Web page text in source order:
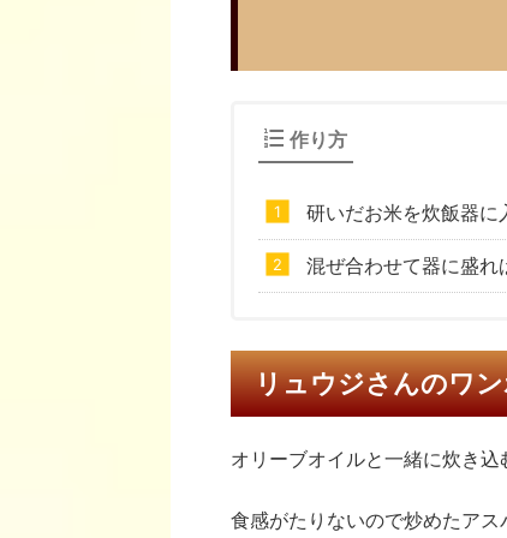
作り方
研いだお米を炊飯器に
混ぜ合わせて器に盛れ
リュウジさんのワ
オリーブオイルと一緒に炊き込
食感がたりないので炒めたアス